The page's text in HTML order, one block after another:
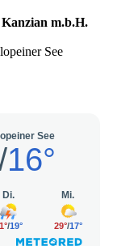
m.b.H.
See